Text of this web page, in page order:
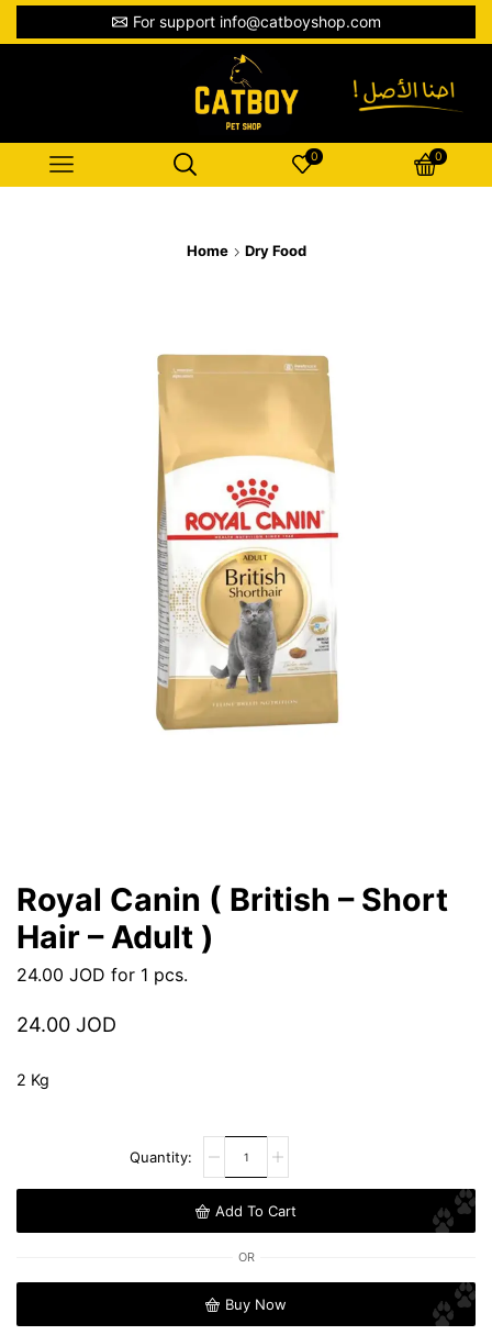
For support info@catboyshop.com
0 0
Home Dry Food
Royal Canin ( British – Short
Hair – Adult )
24.00 JOD for 1 pcs.
24.00 JOD
2 Kg
Add To Cart
OR
Buy Now